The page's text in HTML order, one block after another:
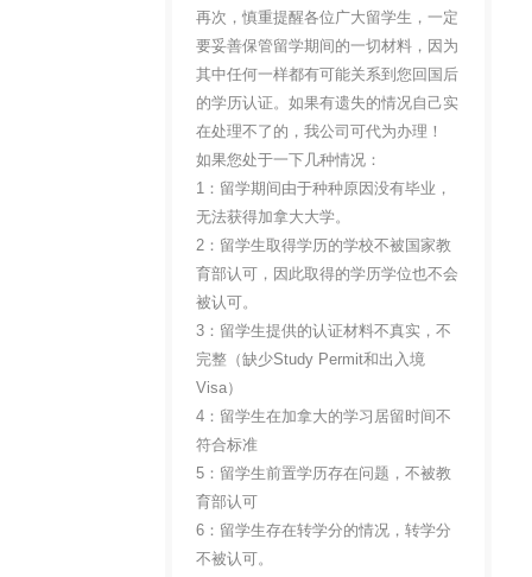
再次，慎重提醒各位广大留学生，一定
要妥善保管留学期间的一切材料，因为
其中任何一样都有可能关系到您回国后
的学历认证。如果有遗失的情况自己实
在处理不了的，我公司可代为办理！
如果您处于一下几种情况：
1：留学期间由于种种原因没有毕业，
无法获得加拿大大学。
2：留学生取得学历的学校不被国家教
育部认可，因此取得的学历学位也不会
被认可。
3：留学生提供的认证材料不真实，不
完整（缺少Study Permit和出入境
Visa）
4：留学生在加拿大的学习居留时间不
符合标准
5：留学生前置学历存在问题，不被教
育部认可
6：留学生存在转学分的情况，转学分
不被认可。